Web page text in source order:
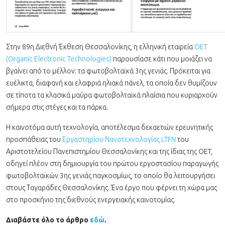
Στην 89η Διεθνή Έκθεση Θεσσαλονίκης, η ελληνική εταιρεία OET
(Organic Electronic Technologies) παρουσίασε κάτι που μοιάζει να
βγαίνει από το μέλλον: τα φωτοβολταϊκά 3ης γενιάς. Πρόκειται για
ευέλικτα, διαφανή και ελαφριά ηλιακά πάνελ, τα οποία δεν θυμίζουν
σε τίποτα τα κλασικά μαύρα φωτοβολταϊκά πλαίσια που κυριαρχούν
σήμερα στις στέγες και τα πάρκα.
Η καινοτόμα αυτή τεχνολογία, αποτέλεσμα δεκαετιών ερευνητικής
προσπάθειας του Εργαστηρίου Νανοτεχνολογίας LTFN του
Αριστοτελείου Πανεπιστημίου Θεσσαλονίκης και της ίδιας της OET,
οδηγεί πλέον στη δημιουργία του πρώτου εργοστασίου παραγωγής
φωτοβολταϊκών 3ης γενιάς παγκοσμίως, το οποίο θα λειτουργήσει
στους Ταγαράδες Θεσσαλονίκης. Ένα έργο που φέρνει τη χώρα μας
στο προσκήνιο της διεθνούς ενεργειακής καινοτομίας.
Διαβάστε όλο το άρθρο εδώ.